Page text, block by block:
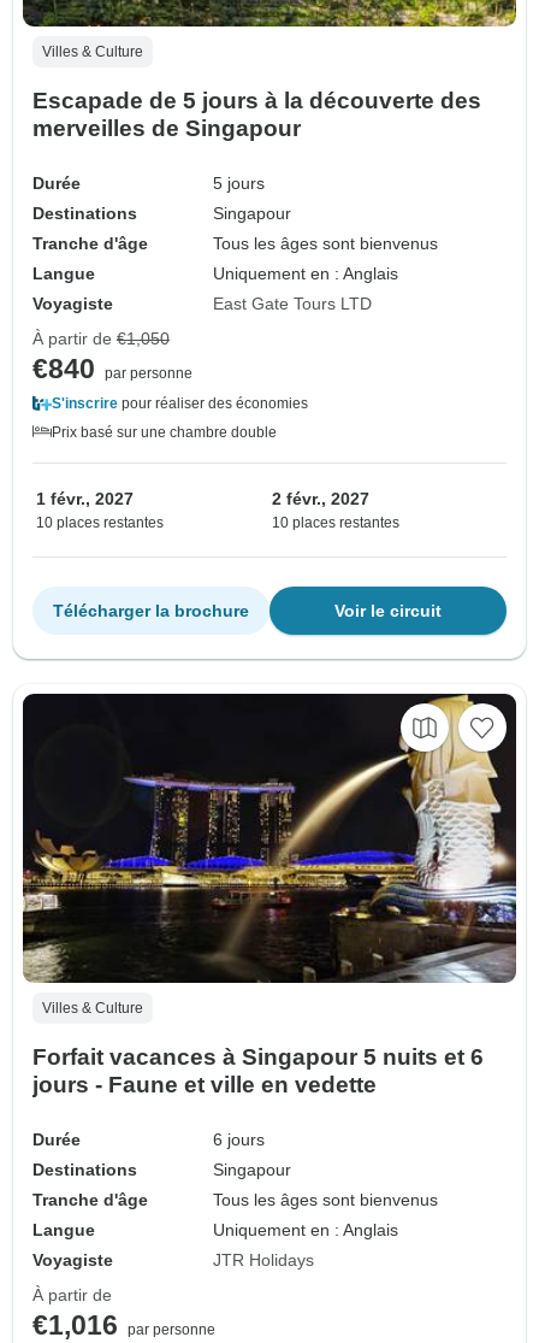
Villes & Culture
Escapade de 5 jours à la découverte des
merveilles de Singapour
Durée
5 jours
Destinations
Singapour
Tranche d'âge
Tous les âges sont bienvenus
Langue
Uniquement en : Anglais
Voyagiste
East Gate Tours LTD
À partir de €1,050
€840
par personne
S'inscrire pour réaliser des économies
Prix basé sur une chambre double
1 févr., 2027
10 places restantes
2 févr., 2027
10 places restantes
Voir le circuit
Télécharger la brochure
Villes & Culture
Forfait vacances à Singapour 5 nuits et 6
jours - Faune et ville en vedette
Durée
6 jours
Destinations
Singapour
Tranche d'âge
Tous les âges sont bienvenus
Langue
Uniquement en : Anglais
Voyagiste
JTR Holidays
À partir de
€1,016
par personne